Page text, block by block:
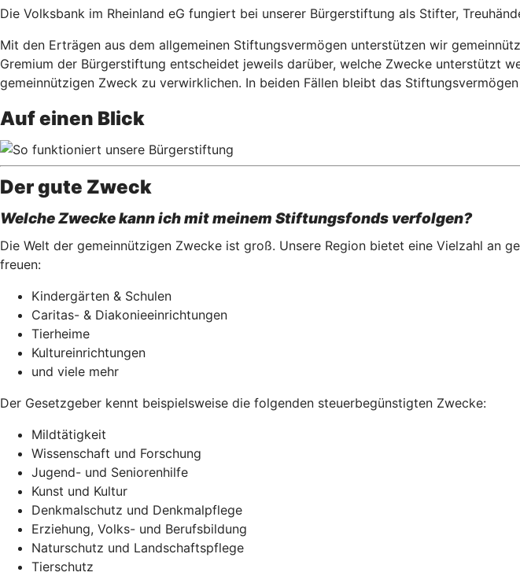
Die Volksbank im Rheinland eG fungiert bei unserer Bürgerstiftung als Stifter,
Mit den Erträgen aus dem allgemeinen Stiftungsvermögen unterstützen wir
Gremium der Bürgerstiftung entscheidet jeweils darüber, welche Zwecke unterstützt
gemeinnützigen Zweck zu verwirklichen. In beiden Fällen bleibt das
Auf einen Blick
Der gute Zweck
Welche Zwecke kann ich mit meinem Stiftungsfonds verfolgen?
Die Welt der gemeinnützigen Zwecke ist groß. Unsere Region bietet eine Vielzahl an
freuen:
Kindergärten & Schulen
Caritas- & Diakonieeinrichtungen
Tierheime
Kultureinrichtungen
und viele mehr
Der Gesetzgeber kennt beispielsweise die folgenden steuerbegünstigten Zwecke:
Mildtätigkeit
Wissenschaft und Forschung
Jugend- und Seniorenhilfe
Kunst und Kultur
Denkmalschutz und Denkmalpflege
Erziehung, Volks- und Berufsbildung
Naturschutz und Landschaftspflege
Tierschutz